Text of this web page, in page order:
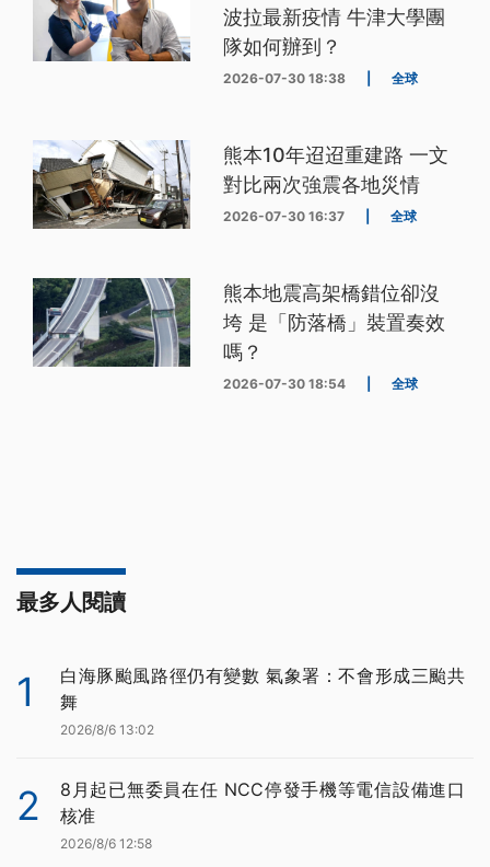
波拉最新疫情 牛津大學團
隊如何辦到？
2026-07-30 18:38 全球
熊本10年迢迢重建路 一文
對比兩次強震各地災情
2026-07-30 16:37 全球
熊本地震高架橋錯位卻沒
垮 是「防落橋」裝置奏效
嗎？
2026-07-30 18:54 全球
最多人閱讀
1
白海豚颱風路徑仍有變數 氣象署：不會形成三颱共
舞
2026/8/6 13:02
2
8月起已無委員在任 NCC停發手機等電信設備進口
核准
2026/8/6 12:58